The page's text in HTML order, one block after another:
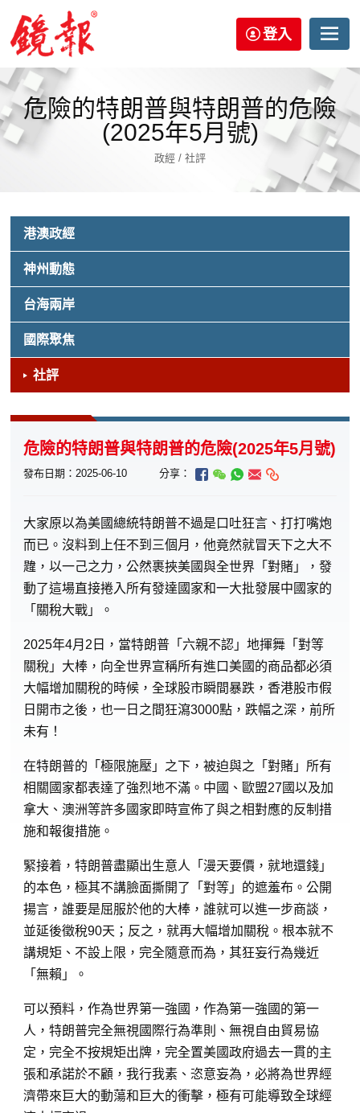
登入
危險的特朗普與特朗普的危險
(2025年5月號)
政經 / 社評
港澳政經
神州動態
台海兩岸
國際聚焦
社評
危險的特朗普與特朗普的危險(2025年5月號)
發布日期：2025-06-10 分享：
大家原以為美國總統特朗普不過是口吐狂言、打打嘴炮
而已。沒料到上任不到三個月，他竟然就冒天下之大不
韙，以一己之力，公然裹挾美國與全世界「對賭」，發
動了這場直接捲入所有發達國家和一大批發展中國家的
「關稅大戰」。
2025年4月2日，當特朗普「六親不認」地揮舞「對等
關稅」大棒，向全世界宣稱所有進口美國的商品都必須
大幅增加關稅的時候，全球股市瞬間暴跌，香港股市假
日開市之後，也一日之間狂瀉3000點，跌幅之深，前所
未有！
在特朗普的「極限施壓」之下，被迫與之「對賭」所有
相關國家都表達了強烈地不滿。中國、歐盟27國以及加
拿大、澳洲等許多國家即時宣佈了與之相對應的反制措
施和報復措施。
緊接着，特朗普盡顯出生意人「漫天要價，就地還錢」
的本色，極其不講臉面撕開了「對等」的遮羞布。公開
揚言，誰要是屈服於他的大棒，誰就可以進一步商談，
並延後徵稅90天；反之，就再大幅增加關稅。根本就不
講規矩、不設上限，完全隨意而為，其狂妄行為幾近
「無賴」。
可以預料，作為世界第一強國，作為第一強國的第一
人，特朗普完全無視國際行為準則、無視自由貿易協
定，完全不按規矩出牌，完全置美國政府過去一貫的主
張和承諾於不顧，我行我素、恣意妄為，必將為世界經
濟帶來巨大的動蕩和巨大的衝擊，極有可能導致全球經